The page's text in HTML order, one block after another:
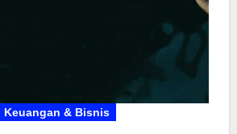
Keuangan & Bisnis